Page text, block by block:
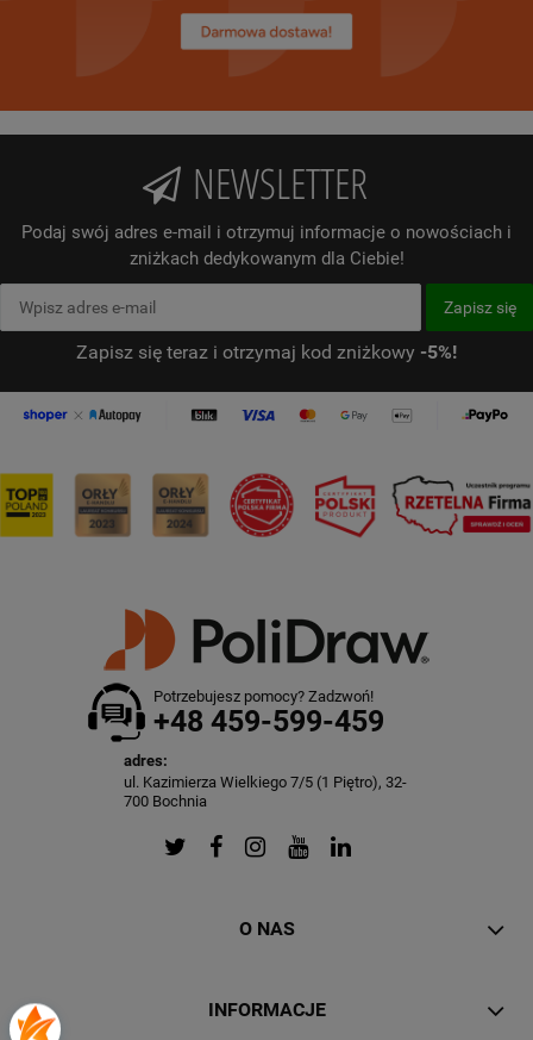
NEWSLETTER
Podaj swój adres e-mail i otrzymuj informacje o nowościach i
zniżkach dedykowanym dla Ciebie!
Zapisz się teraz i otrzymaj kod zniżkowy -5%!
Potrzebujesz pomocy? Zadzwoń!
+48 459-599-459
adres:
ul. Kazimierza Wielkiego 7/5 (1 Piętro), 32-
700 Bochnia
O NAS
INFORMACJE